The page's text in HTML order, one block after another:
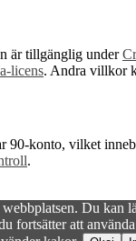
är tillgänglig under
licens. Andra villkor
90-konto, vilket
.
Du kan
fortsätter att